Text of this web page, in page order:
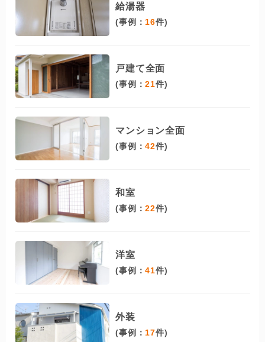
給湯器
(事例： 16件)
戸建て全面
(事例：21件)
マンション全面
(事例：42件)
和室
(事例：22件)
洋室
(事例：41件)
外装
(事例： 17件)